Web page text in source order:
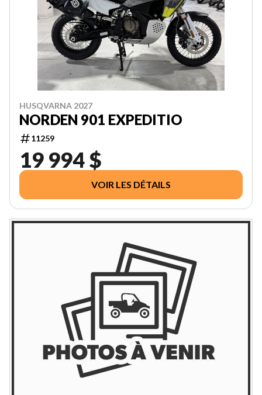
HUSQVARNA 2027
NORDEN 901 EXPEDITIO
11259
19 994 $
VOIR LES DÉTAILS